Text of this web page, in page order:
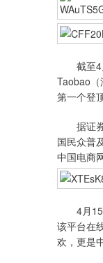
截至4月
Taobao（
第一个登
据证券
国民众普
中国电商
4月15
该平台在
欢，更是